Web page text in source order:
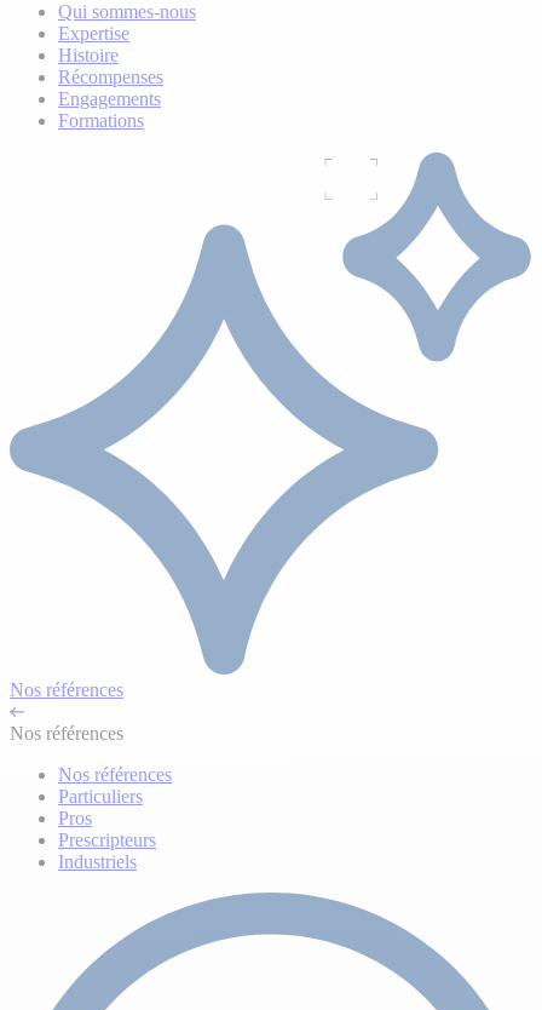
Qui sommes-nous
Expertise
Histoire
Récompenses
Engagements
Formations
Nos références
Nos références
Nos références
Particuliers
Pros
Prescripteurs
Industriels